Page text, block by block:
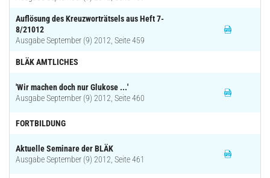
Auflösung des Kreuzworträtsels aus Heft 7-
8/21012
Ausgabe September (9) 2012, Seite 459
BLÄK AMTLICHES
'Wir machen doch nur Glukose ...'
Ausgabe September (9) 2012, Seite 460
FORTBILDUNG
Aktuelle Seminare der BLÄK
Ausgabe September (9) 2012, Seite 461